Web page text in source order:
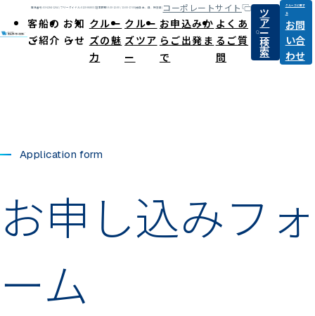
電話番号:03-6284-1264 / フリーダイヤル:0120-868031営業時間:9:30-12:00 / 13:00-17:00(休日:土、日、祝祭日) コーポレートサイト
客船の
ご紹介
お知
らせ
クルー
ズの魅
力
クルー
ズツア
ー
お申込みか
らご出発ま
で
よくあ
るご質
問
ツ
ア
ー
検
索
クルーズに関す
る
お問
い合
わせ
Application form
お申し込みフォ
ーム